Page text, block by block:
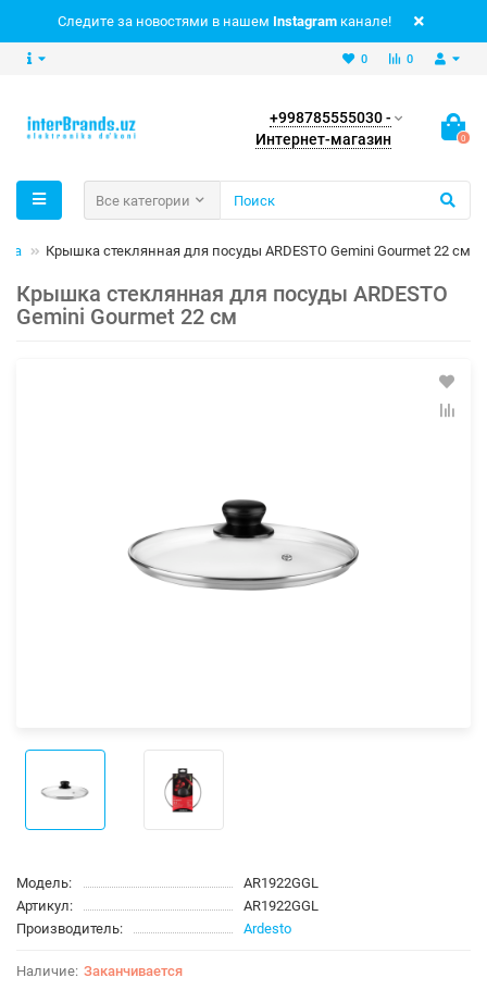
Следите за новостями в нашем Instagram канале!
0
0
+998785555030 -
Интернет-магазин
0
Все категории
Крышка стеклянная для посуды ARDESTO Gemini Gourmet 22 см
Крышка стеклянная для посуды ARDESTO
Gemini Gourmet 22 см
Модель:
AR1922GGL
Артикул:
AR1922GGL
Производитель:
Ardesto
Заканчивается